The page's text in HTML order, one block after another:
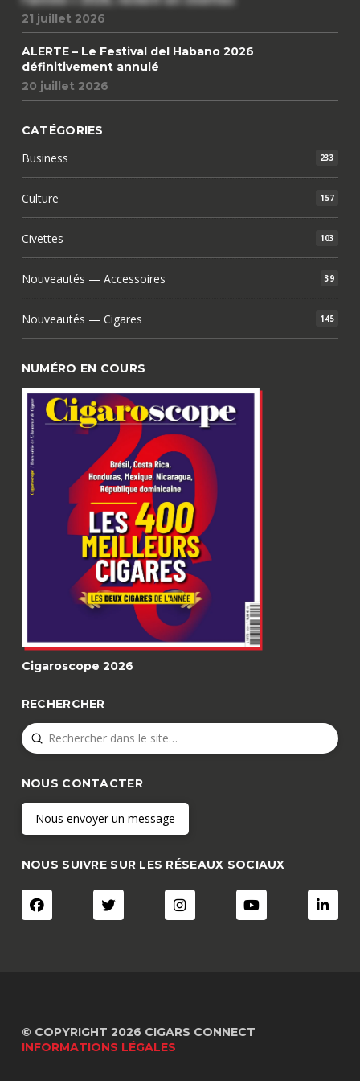
21 juillet 2026
ALERTE – Le Festival del Habano 2026
définitivement annulé
20 juillet 2026
CATÉGORIES
Business 233
Culture 157
Civettes 103
Nouveautés — Accessoires 39
Nouveautés — Cigares 145
NUMÉRO EN COURS
Cigaroscope 2026
RECHERCHER
Search
Submit
NOUS CONTACTER
Nous envoyer un message
NOUS SUIVRE SUR LES RÉSEAUX SOCIAUX
© COPYRIGHT 2026 CIGARS CONNECT
INFORMATIONS LÉGALES